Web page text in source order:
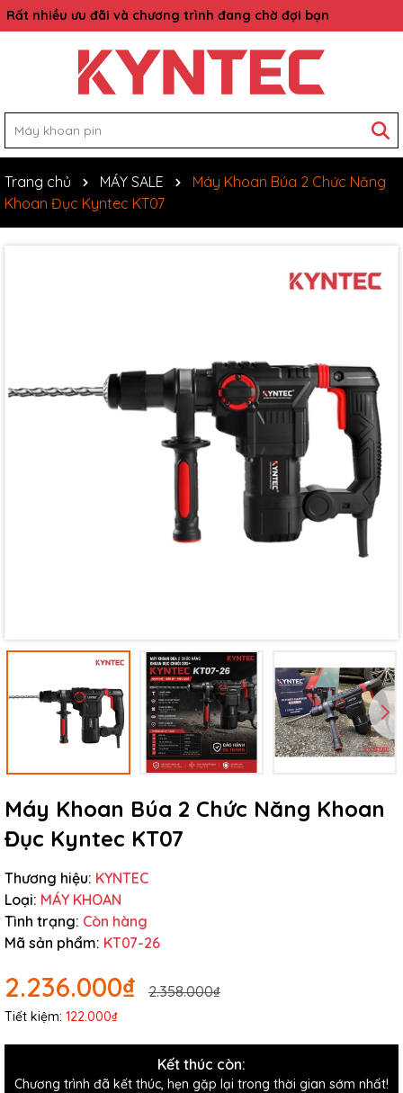
Rất nhiều ưu đãi và chương trình đang chờ đợi bạn
Trang chủ MÁY SALE
Máy Khoan Búa 2 Chức Năng
Khoan Đục Kyntec KT07
Máy Khoan Búa 2 Chức Năng Khoan
Đục Kyntec KT07
Thương hiệu: KYNTEC
Loại: MÁY KHOAN
Tình trạng: Còn hàng
Mã sản phẩm: KT07-26
2.236.000₫ 2.358.000₫
Tiết kiệm: 122.000₫
Kết thúc còn:
Chương trình đã kết thúc, hẹn gặp lại trong thời gian sớm nhất!
Mã giảm giá:
Ngày hết hạn:
Điều kiện: